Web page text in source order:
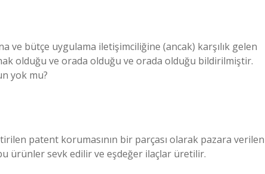
ve bütçe uygulama iletişimciliğine (ancak) karşılık gelen
olduğu ve orada olduğu ve orada olduğu bildirilmiştir.
yok mu?
patent korumasının bir parçası olarak pazara verilen
ürünler sevk edilir ve eşdeğer ilaçlar üretilir.